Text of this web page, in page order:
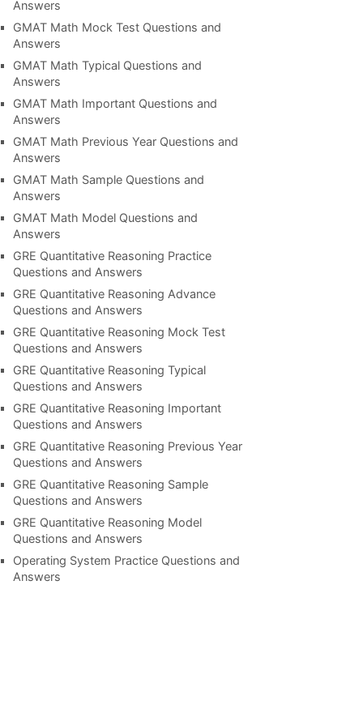
Answers
GMAT Math Mock Test Questions and
Answers
GMAT Math Typical Questions and
Answers
GMAT Math Important Questions and
Answers
GMAT Math Previous Year Questions and
Answers
GMAT Math Sample Questions and
Answers
GMAT Math Model Questions and
Answers
GRE Quantitative Reasoning Practice
Questions and Answers
GRE Quantitative Reasoning Advance
Questions and Answers
GRE Quantitative Reasoning Mock Test
Questions and Answers
GRE Quantitative Reasoning Typical
Questions and Answers
GRE Quantitative Reasoning Important
Questions and Answers
GRE Quantitative Reasoning Previous Year
Questions and Answers
GRE Quantitative Reasoning Sample
Questions and Answers
GRE Quantitative Reasoning Model
Questions and Answers
Operating System Practice Questions and
Answers